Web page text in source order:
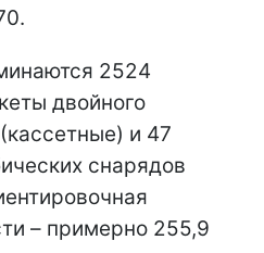
2524
двойного
и 47
снарядов
– примерно 255,9